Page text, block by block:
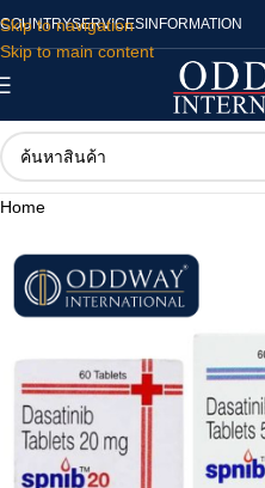
Skip to navigation
Skip to main content
COUNTRYSERVICES INFORMATION
Home